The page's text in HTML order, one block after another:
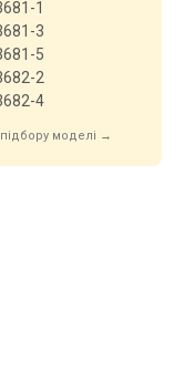
1
3
5
2
4
моделі →